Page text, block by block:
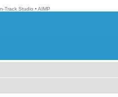
n-Track Studio • AIMP